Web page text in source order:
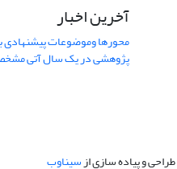
آخرین اخبار
محورها وموضوعات پیشنهادی
پژوهشی در یک سال آتی
طراحی و پیاده سازی ازسیناوب